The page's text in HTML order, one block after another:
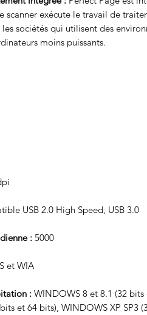
scanner exécute le travail de
sociétés qui utilisent des
moins puissants.
USB 2.0 High Speed, USB 3.0
: 5000
et WIA
: WINDOWS 8 et 8.1 (32 bits
et 64 bits), WINDOWS XP SP3